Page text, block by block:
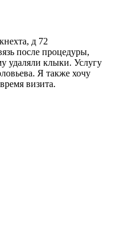
д 72
после процедуры,
удаляли клыки. Услугу
Я также хочу
визита.